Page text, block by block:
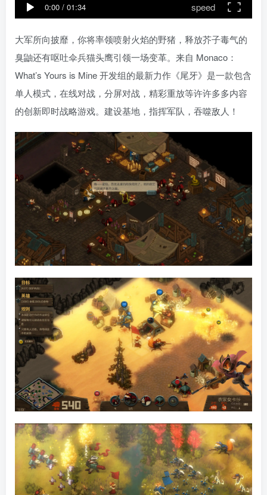
0:00 / 01:34 speed
大军所向披靡，你将率领喷射火焰的野猪，释放芥子毒气的
臭鼬还有呕吐伞兵猫头鹰引领一场变革。来自 Monaco：
What’s Yours is Mine 开发组的最新力作《尾牙》是一款包含
单人模式，在线对战，分屏对战，精彩重放等许许多多内容
的创新即时战略游戏。建设基地，指挥军队，吞噬敌人！